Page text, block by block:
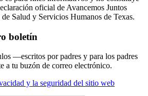
oficial de Avancemos Juntos
Salud y Servicios Humanos de Texas.
boletín
—escritos por padres y para los padres
a tu buzón de correo electrónico.
y la seguridad del sitio web